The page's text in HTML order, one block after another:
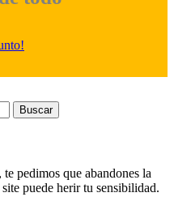
pedimos que abandones la
puede herir tu sensibilidad.